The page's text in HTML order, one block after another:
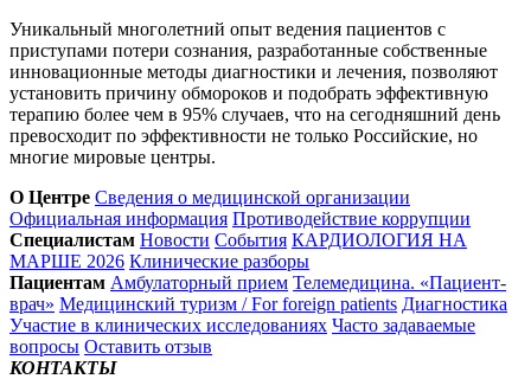
Уникальный многолетний опыт ведения пациентов с
приступами потери сознания, разработанные собственные
инновационные методы диагностики и лечения, позволяют
установить причину обмороков и подобрать эффективную
терапию более чем в 95% случаев, что на сегодняшний день
превосходит по эффективности не только Российские, но
многие мировые центры.
О Центре Сведения о медицинской организации
Официальная информация Противодействие коррупции
Специалистам Новости События КАРДИОЛОГИЯ НА
МАРШЕ 2026 Клинические разборы
Пациентам Амбулаторный прием Телемедицина. «Пациент-
врач» Медицинский туризм / For foreign patients Диагностика
Участие в клинических исследованиях Часто задаваемые
вопросы Оставить отзыв
КОНТАКТЫ